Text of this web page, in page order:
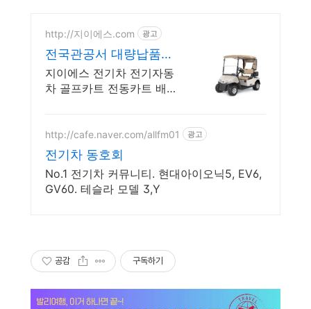
http://지이에스.com 광고
전국관공서 대량납품업
체 지역축제행사임대
지이에스 전기차 전기자동
차 골프카트 전동카트 배터
http://cafe.naver.com/allfm01 광고
전기차 동호회
No.1 전기차 커뮤니티. 현대아이오닉5, EV6,
GV60. 테슬라 모델 3,Y
공감 구독하기